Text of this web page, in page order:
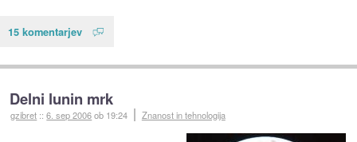
15 komentarjev
Delni lunin mrk
gzibret ::6. sep 2006ob 19:24 Znanost in tehnologija